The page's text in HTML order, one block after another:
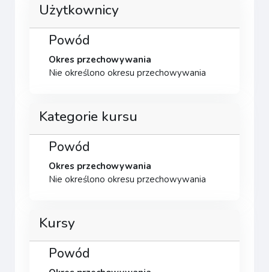
Użytkownicy
Powód
Okres przechowywania
Nie określono okresu przechowywania
Kategorie kursu
Powód
Okres przechowywania
Nie określono okresu przechowywania
Kursy
Powód